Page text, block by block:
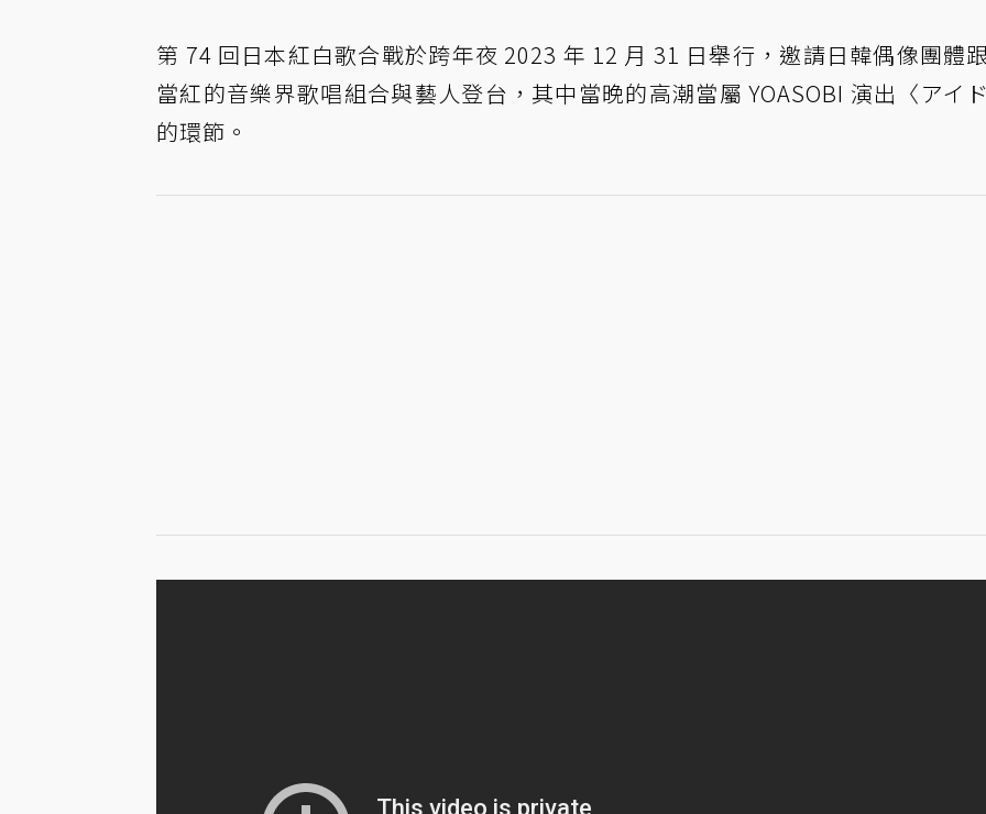
第 74 回日本紅白歌合戰於跨年夜 2023 年 12 月 31 日舉行，邀請日韓偶像團體
當紅的音樂界歌唱組合與藝人登台，其中當晚的高潮當屬 YOASOBI 演出〈アイド
的環節。